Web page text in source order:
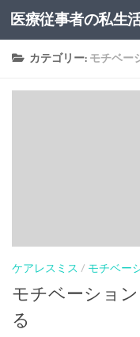
コンテンツへスキッ
医療従事者の私生
カテゴリー: モチベー
ケアレスミス / モチベー
モチベーショ
る